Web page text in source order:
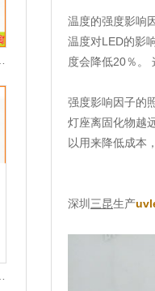
温度的强度影响
温度对LED的影
度会降低20％。
强度影响因子的
灯座离固化物越
以用来降低成本
深圳 三昆生产